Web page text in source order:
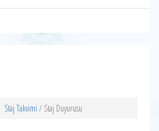
Staj Takvimi / Staj Duyurusu